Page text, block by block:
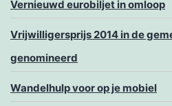
Vernieuwd eurobiljet in omloop
Vrijwilligersprijs 2014 in de
genomineerd
Wandelhulp voor op je mobiel